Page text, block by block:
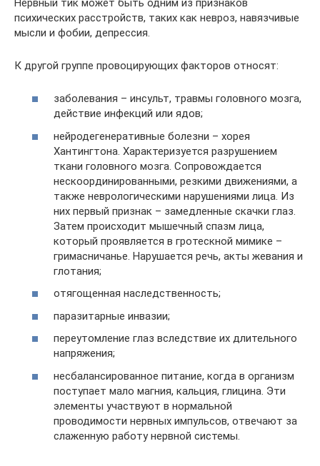
Нервный тик может быть одним из признаков
психических расстройств, таких как невроз, навязчивые
мысли и фобии, депрессия.
К другой группе провоцирующих факторов относят:
заболевания – инсульт, травмы головного мозга,
действие инфекций или ядов;
нейродегенеративные болезни – хорея
Хантингтона. Характеризуется разрушением
ткани головного мозга. Сопровождается
нескоординированными, резкими движениями, а
также неврологическими нарушениями лица. Из
них первый признак – замедленные скачки глаз.
Затем происходит мышечный спазм лица,
который проявляется в гротескной мимике –
гримасничанье. Нарушается речь, акты жевания и
глотания;
отягощенная наследственность;
паразитарные инвазии;
переутомление глаз вследствие их длительного
напряжения;
несбалансированное питание, когда в организм
поступает мало магния, кальция, глицина. Эти
элементы участвуют в нормальной
проводимости нервных импульсов, отвечают за
слаженную работу нервной системы.